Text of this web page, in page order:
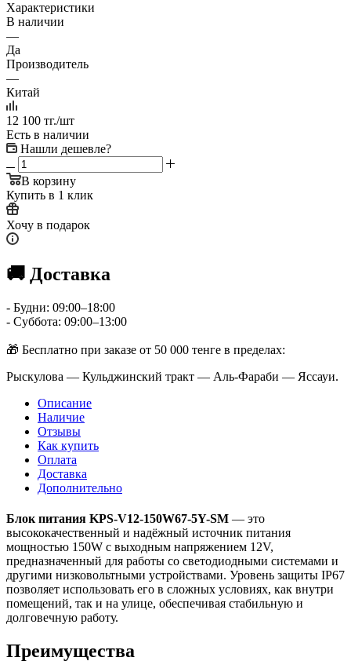
Характеристики
В наличии
—
Да
Производитель
—
Китай
12 100 тг./шт
Есть в наличии
Нашли дешевле?
В корзину
Купить в 1 клик
Хочу в подарок
🚚 Доставка
- Будни: 09:00–18:00
- Суббота: 09:00–13:00
🎁 Бесплатно при заказе от 50 000 тенге в пределах:
Рыскулова — Кульджинский тракт — Аль-Фараби — Яссауи.
Описание
Наличие
Отзывы
Как купить
Оплата
Доставка
Дополнительно
Блок питания KPS-V12-150W67-5Y-SM — это
высококачественный и надёжный источник питания
мощностью 150W с выходным напряжением 12V,
предназначенный для работы со светодиодными системами и
другими низковольтными устройствами. Уровень защиты IP67
позволяет использовать его в сложных условиях, как внутри
помещений, так и на улице, обеспечивая стабильную и
долговечную работу.
Преимущества